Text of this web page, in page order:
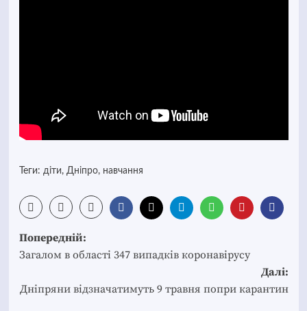
Теги: діти, Дніпро, навчання
Post
navigation
Попередній:
Загалом в області 347 випадків коронавірусу
Далі:
Дніпряни відзначатимуть 9 травня попри карантин